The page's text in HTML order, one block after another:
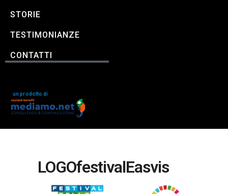
STORIE
TESTIMONIANZE
CONTATTI
un prodotto di
LOGOfestivalEasvis